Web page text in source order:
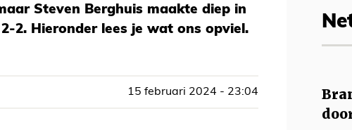
Steven Berghuis maakte diep in
2. Hieronder lees je wat ons opviel.
15 februari 2024 - 23:04